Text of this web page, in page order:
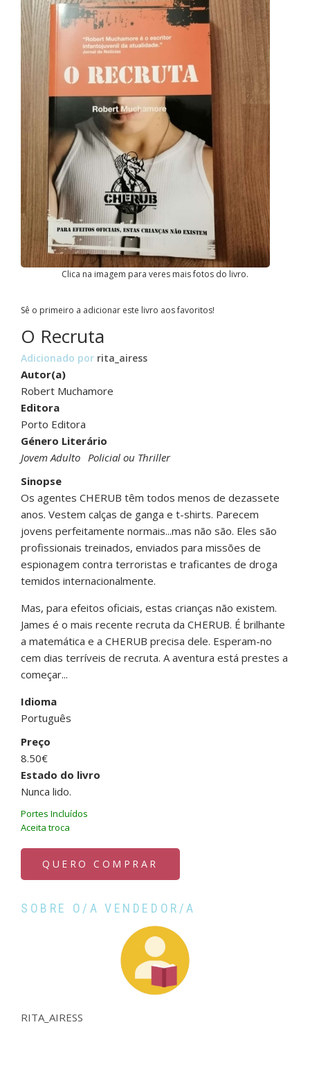
Clica na imagem para veres mais fotos do livro.
Sê o primeiro a adicionar este livro aos favoritos!
O Recruta
Adicionado por rita_airess
Autor(a)
Robert Muchamore
Editora
Porto Editora
Género Literário
Jovem Adulto Policial ou Thriller
Sinopse
Os agentes CHERUB têm todos menos de dezassete
anos. Vestem calças de ganga e t-shirts. Parecem
jovens perfeitamente normais...mas não são. Eles são
profissionais treinados, enviados para missões de
espionagem contra terroristas e traficantes de droga
temidos internacionalmente.
Mas, para efeitos oficiais, estas crianças não existem.
James é o mais recente recruta da CHERUB. É brilhante
a matemática e a CHERUB precisa dele. Esperam-no
cem dias terríveis de recruta. A aventura está prestes a
começar...
Idioma
Português
Preço
8.50€
Estado do livro
Nunca lido.
Portes Incluídos
Aceita troca
QUERO COMPRAR
SOBRE O/A VENDEDOR/A
RITA_AIRESS